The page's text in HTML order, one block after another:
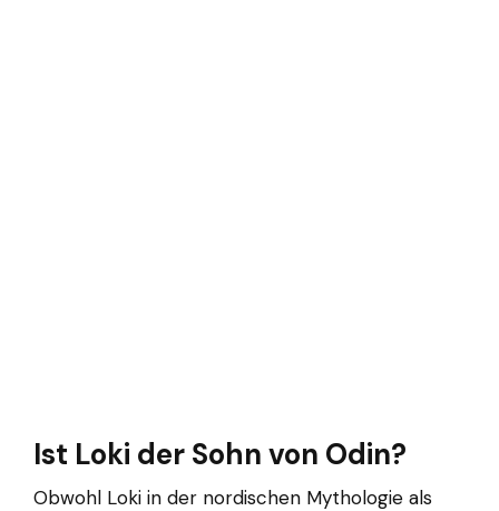
Ist Loki der Sohn von Odin?
Obwohl Loki in der nordischen Mythologie als